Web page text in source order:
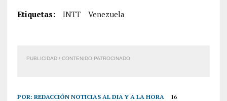
Etiquetas: INTT Venezuela
PUBLICIDAD / CONTENIDO PATROCINADO
POR: REDACCIÓN NOTICIAS AL DIA Y A LA HORA
16